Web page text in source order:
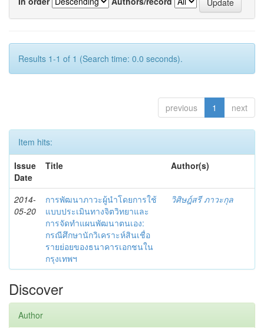
Results 1-1 of 1 (Search time: 0.0 seconds).
previous 1 next
Item hits:
Issue
Date
Title Author(s)
2014-
05-20
การพัฒนาภาวะผู้นำโดยการใช้
แบบประเมินทางจิตวิทยาและ
การจัดทำแผนพัฒนาตนเอง:
กรณีศึกษานักวิเคราะห์สินเชื่อ
รายย่อยของธนาคารเอกชนใน
กรุงเทพฯ
วิศิษฎ์สรี ภาวะกุล
Discover
Author